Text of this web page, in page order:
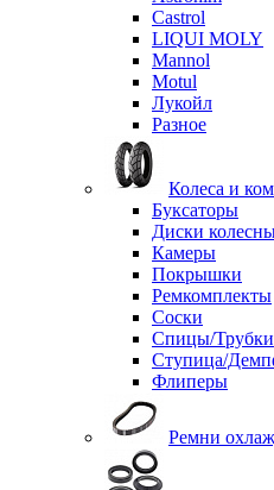
Castrol
LIQUI MOLY
Mannol
Motul
Лукойл
Разное
Колеса и
Буксаторы
Диски
Камеры
Покрышки
Ремкомплекты
Соски
Спицы/Трубки
Ступица/
Флиперы
Ремни